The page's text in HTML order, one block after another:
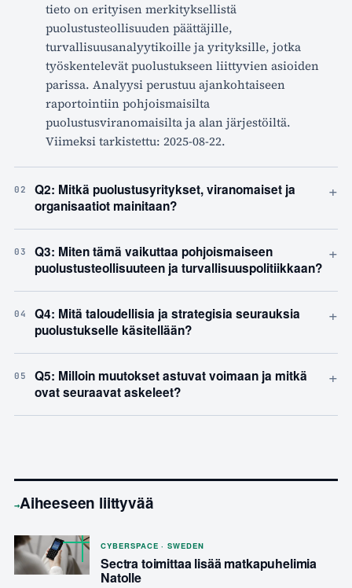
tieto on erityisen merkityksellistä
puolustusteollisuuden päättäjille,
turvallisuusanalyytikoille ja yrityksille, jotka
työskentelevät puolustukseen liittyvien asioiden
parissa. Analyysi perustuu ajankohtaiseen
raportointiin pohjoismaisilta
puolustusviranomaisilta ja alan järjestöiltä.
Viimeksi tarkistettu: 2025-08-22.
02
Q2: Mitkä puolustusyritykset, viranomaiset ja
organisaatiot mainitaan?
+
03
Q3: Miten tämä vaikuttaa pohjoismaiseen
puolustusteollisuuteen ja turvallisuuspolitiikkaan?
+
04
Q4: Mitä taloudellisia ja strategisia seurauksia
puolustukselle käsitellään?
+
05
Q5: Milloin muutokset astuvat voimaan ja mitkä
ovat seuraavat askeleet?
+
→Aiheeseen liittyvää
CYBERSPACE · SWEDEN
Sectra toimittaa lisää matkapuhelimia
Natolle